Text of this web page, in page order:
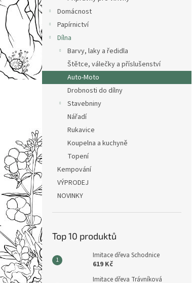
Domácnost
Papírnictví
Dílna
Barvy, laky a ředidla
Štětce, válečky a příslušenství
Auto-Moto
Drobnosti do dílny
Stavebniny
Nářadí
Rukavice
Koupelna a kuchyně
Topení
Kempování
VÝPRODEJ
NOVINKY
Top 10 produktů
Imitace dřeva Schodnice
619 Kč
Imitace dřeva Trávníková